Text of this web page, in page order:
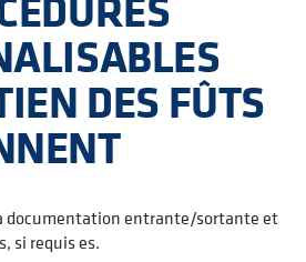
DES FÛTS
documentation entrante/sortante et
si requis es.